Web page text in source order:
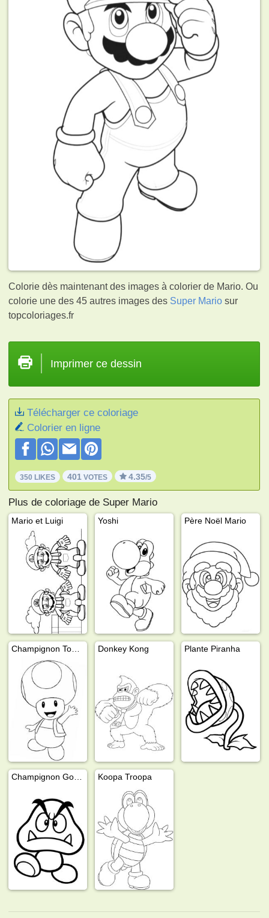
Colorie dès maintenant des images à colorier de Mario. Ou
colorie une des 45 autres images des Super Mario sur
topcoloriages.fr
Imprimer ce dessin
Télécharger ce coloriage
Colorier en ligne
350 LIKES 401 VOTES 4.35/5
Plus de coloriage de Super Mario
Mario et Luigi Yoshi Père Noël Mario
Donkey Kong Plante Piranha
Koopa Troopa